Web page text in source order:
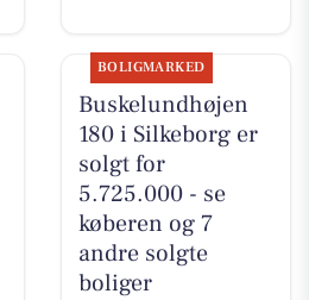
BOLIGMARKED
Buskelundhøjen
180 i Silkeborg er
solgt for
5.725.000 - se
køberen og 7
andre solgte
boliger